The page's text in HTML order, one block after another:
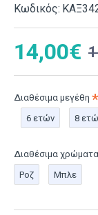
Κωδικός:
14,00€
Διαθέσιμα μεγέθη
6 ετών
8
Διαθέσιμα χρώματα
Ροζ
Μπλε